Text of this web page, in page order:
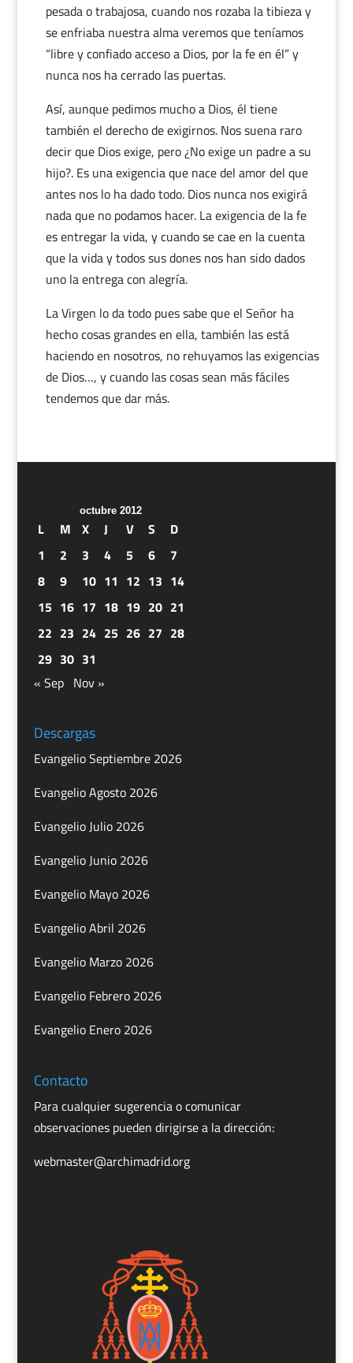
pesada o trabajosa, cuando nos rozaba la tibieza y
se enfriaba nuestra alma veremos que teníamos
“libre y confiado acceso a Dios, por la fe en él” y
nunca nos ha cerrado las puertas.
Así, aunque pedimos mucho a Dios, él tiene
también el derecho de exigirnos. Nos suena raro
decir que Dios exige, pero ¿No exige un padre a su
hijo?. Es una exigencia que nace del amor del que
antes nos lo ha dado todo. Dios nunca nos exigirá
nada que no podamos hacer. La exigencia de la fe
es entregar la vida, y cuando se cae en la cuenta
que la vida y todos sus dones nos han sido dados
uno la entrega con alegría.
La Virgen lo da todo pues sabe que el Señor ha
hecho cosas grandes en ella, también las está
haciendo en nosotros, no rehuyamos las exigencias
de Dios…, y cuando las cosas sean más fáciles
tendemos que dar más.
octubre 2012
L M X J V S
D
1
2 3 4 5 6
7
8
9 10 11 12 13 14
15 16 17 18 19 20 21
22 23 24 25 26 27 28
29 30 31
« Sep Nov »
Descargas
Evangelio Septiembre 2026
Evangelio Agosto 2026
Evangelio Julio 2026
Evangelio Junio 2026
Evangelio Mayo 2026
Evangelio Abril 2026
Evangelio Marzo 2026
Evangelio Febrero 2026
Evangelio Enero 2026
Contacto
Para cualquier sugerencia o comunicar
observaciones pueden dirigirse a la dirección:
webmaster@archimadrid.org